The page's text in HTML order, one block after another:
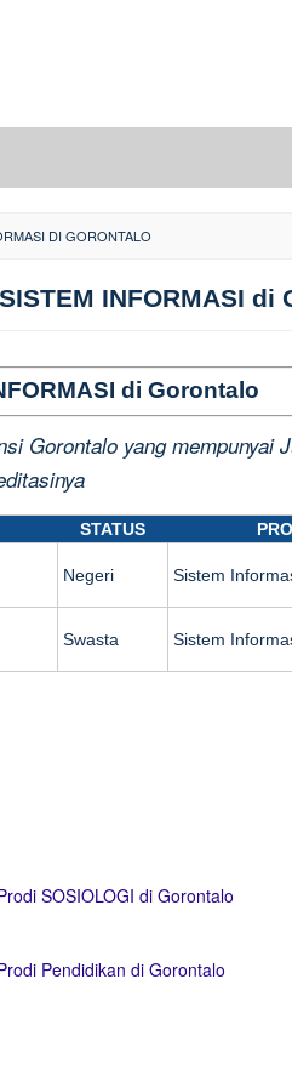
DI GORONTALO
INFORMASI di
di Gorontalo
Gorontalo yang mempunyai
STATUS
Negeri Sistem
Swasta Sistem
SOSIOLOGI di Gorontalo
Pendidikan di Gorontalo